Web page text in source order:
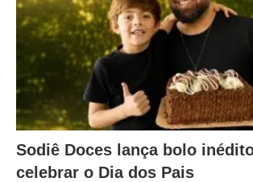
Sodiê Doces lança bolo
celebrar o Dia dos Pais